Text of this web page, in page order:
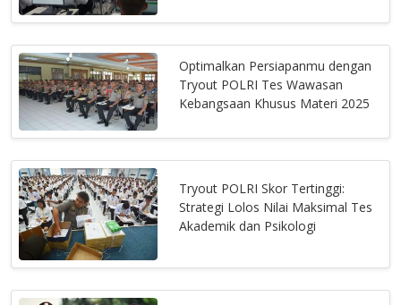
Optimalkan Persiapanmu dengan
Tryout POLRI Tes Wawasan
Kebangsaan Khusus Materi 2025
Tryout POLRI Skor Tertinggi:
Strategi Lolos Nilai Maksimal Tes
Akademik dan Psikologi